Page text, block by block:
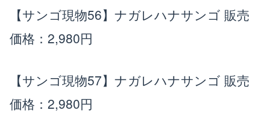
【サンゴ現物56】ナガレハナサンゴ 販売
価格：2,980円
【サンゴ現物57】ナガレハナサンゴ 販売
価格：2,980円